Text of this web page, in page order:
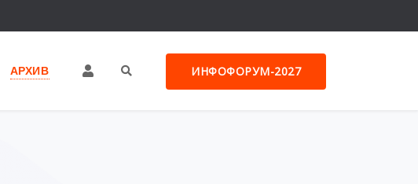
АРХИВ ИНФОФОРУМ-2027